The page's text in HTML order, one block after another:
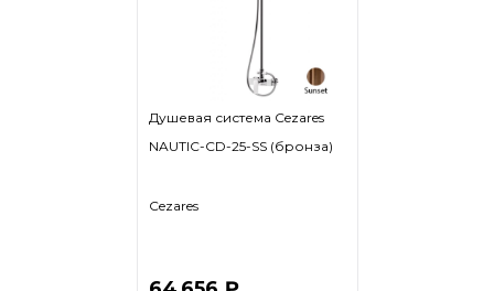
Душевая система Cezares
NAUTIC-CD-25-SS (бронза)
Cezares